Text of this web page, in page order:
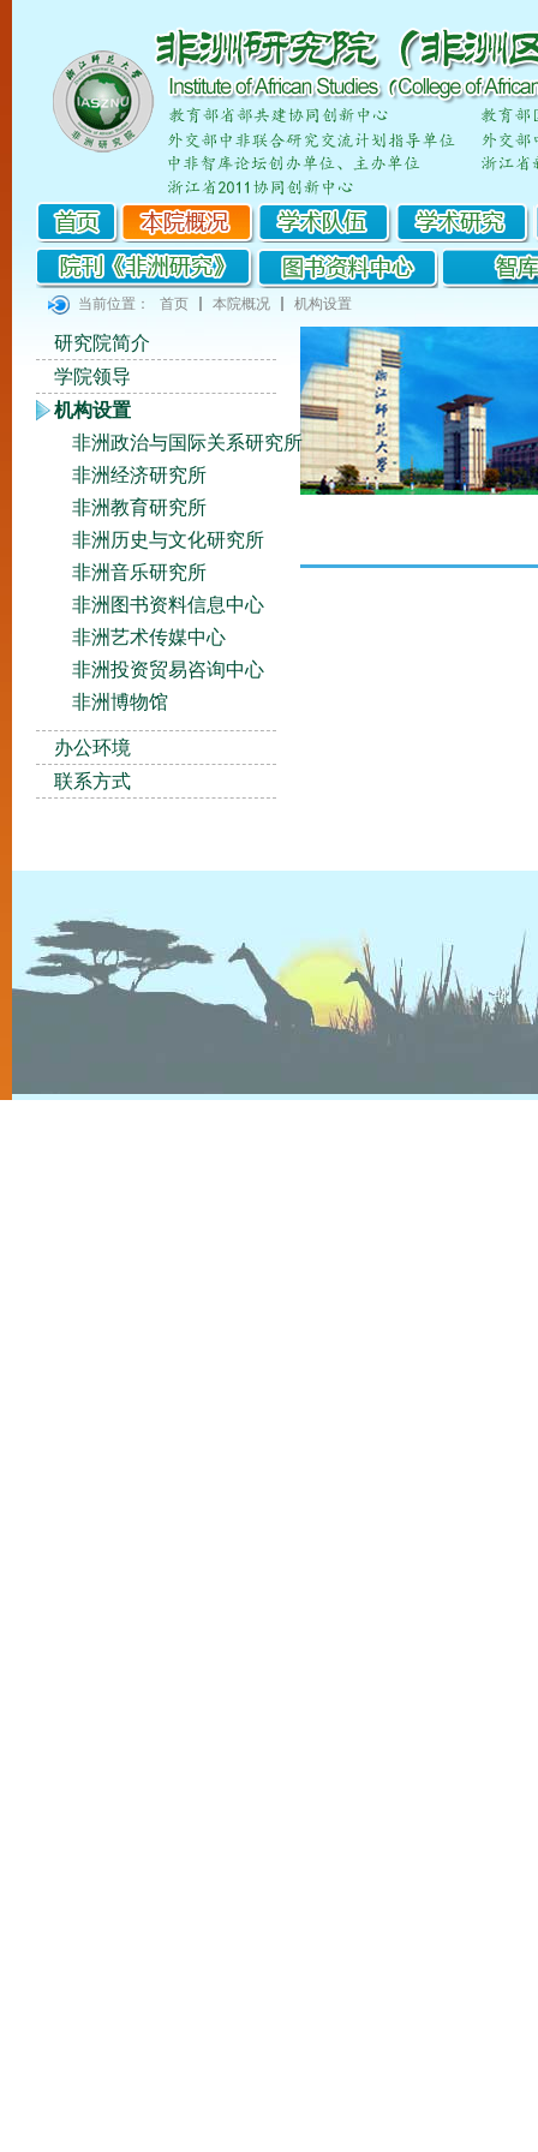
当前位置： 首页 本院概况 机构设置
研究院简介
学院领导
机构设置
非洲政治与国际关系研究所
非洲经济研究所
非洲教育研究所
非洲历史与文化研究所
非洲音乐研究所
非洲图书资料信息中心
非洲艺术传媒中心
非洲投资贸易咨询中心
非洲博物馆
办公环境
联系方式